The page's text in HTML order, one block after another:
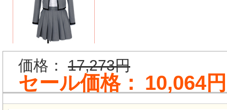
価格： 17,273円
セール価格： 10,064円